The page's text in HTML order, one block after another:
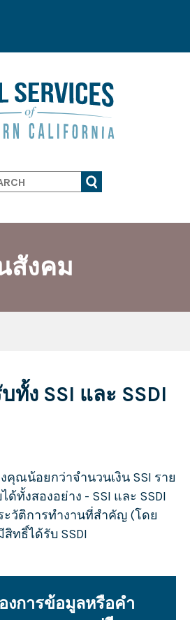
สังคม
ทั้ง SSI และ SSDI
คุณน้อยกว่าจำนวนเงิน SSI ราย
ทั้งสองอย่าง - SSI และ SSDI
วัติการทำงานที่สำคัญ (โดย
ทธิ์ได้รับ SSDI
การข้อมูลหรือคำ